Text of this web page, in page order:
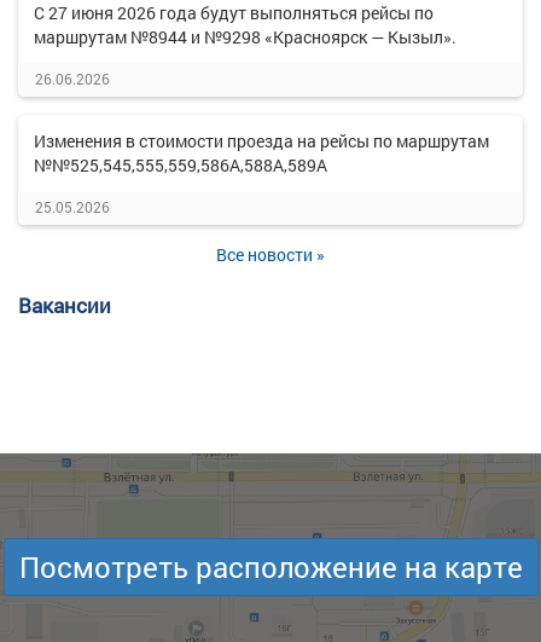
С 27 июня 2026 года будут выполняться рейсы по
маршрутам №8944 и №9298 «Красноярск — Кызыл».
26.06.2026
Изменения в стоимости проезда на рейсы по маршрутам
№№525,545,555,559,586А,588А,589А
25.05.2026
Все новости »
Вакансии
Посмотреть расположение на карте